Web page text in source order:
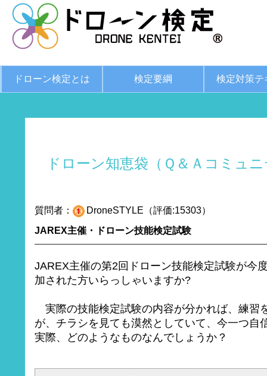
ドローン検定とは 検定要綱 検定対策テ
ドローン知恵袋（Ｑ＆Ａコミュ
質問者：
DroneSTYLE（評価:15303）
JAREX主催・ドローン技能検定試験
JAREX主催の第2回ドローン技能検定試験が今
加された方いらっしゃいますか?
実際の技能検定試験の内容が分かれば、練習
が、チラシを見ても漠然としていて、今一つ自
実際、どのようなものなんでしょうか？